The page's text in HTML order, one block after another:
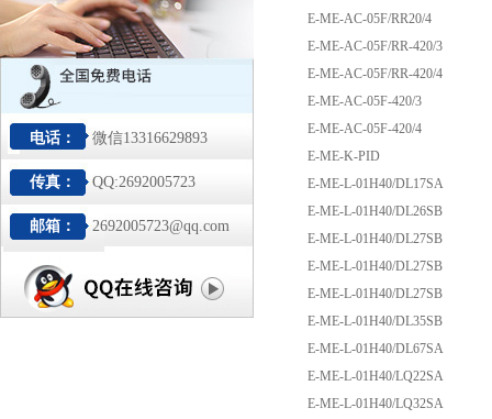
电话： 微信13316629893
传真： QQ:2692005723
邮箱： 2692005723@qq.com
E-ME-AC-05F/RR20/4
E-ME-AC-05F/RR-420/3
E-ME-AC-05F/RR-420/4
E-ME-AC-05F-420/3
E-ME-AC-05F-420/4
E-ME-K-PID
E-ME-L-01H40/DL17SA
E-ME-L-01H40/DL26SB
E-ME-L-01H40/DL27SB
E-ME-L-01H40/DL27SB
E-ME-L-01H40/DL27SB
E-ME-L-01H40/DL35SB
E-ME-L-01H40/DL67SA
E-ME-L-01H40/LQ22SA
E-ME-L-01H40/LQ32SA